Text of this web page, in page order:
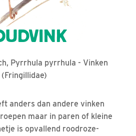
Pyrrhula pyrrhula - Vinken
(Fringillidae)
anders dan andere vinken
maar in paren of kleine
is opvallend roodroze-